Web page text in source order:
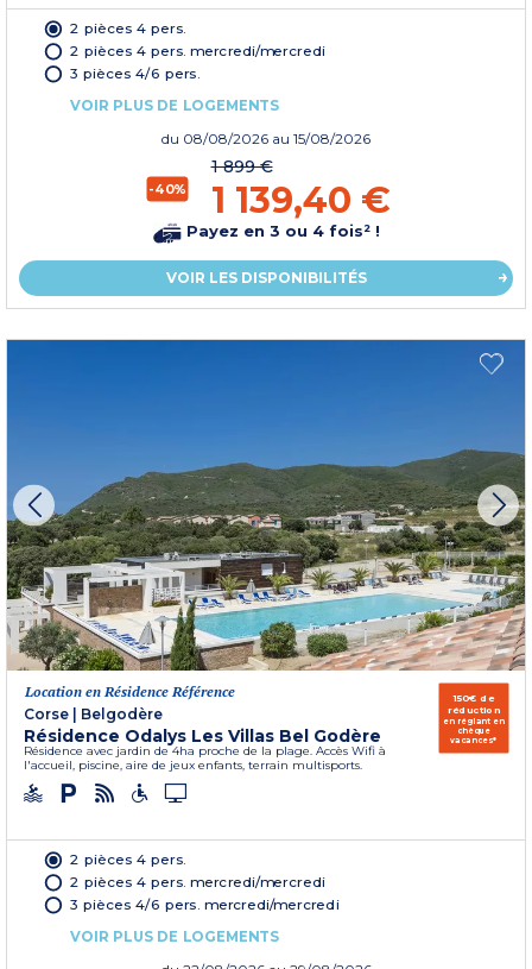
2 pièces 4 pers.
2 pièces 4 pers. mercredi/mercredi
3 pièces 4/6 pers.
VOIR PLUS DE LOGEMENTS
du 08/08/2026 au 15/08/2026
-40%
1 899 €
1 139,40 €
Payez en 3 ou 4 fois² !
VOIR LES DISPONIBILITÉS
Location en Résidence Référence
Corse | Belgodère
Résidence Odalys Les Villas Bel Godère
Résidence avec jardin de 4ha proche de la plage. Accès Wifi à
l'accueil, piscine, aire de jeux enfants, terrain multisports.
150€ de
réduction
en réglant en
chèque
vacances*
2 pièces 4 pers.
2 pièces 4 pers. mercredi/mercredi
3 pièces 4/6 pers. mercredi/mercredi
VOIR PLUS DE LOGEMENTS